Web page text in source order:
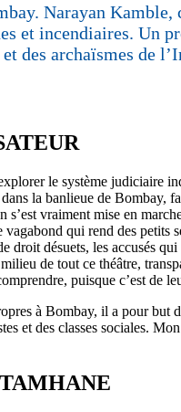
Narayan
et incendiaires. Un
des archaïsmes de
le système judiciaire
la banlieue de Bombay,
vraiment mise en
qui rend des petits
droit désuets, les accusés
de tout ce théâtre,
puisque c’est de
à Bombay, il a pour but
et des classes sociales.